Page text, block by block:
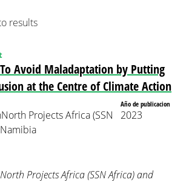
results
Avoid Maladaptation by Putting
at the Centre of Climate Action
Projects Africa (SSN
Año de publicacion
2023
Projects Africa (SSN Africa) and